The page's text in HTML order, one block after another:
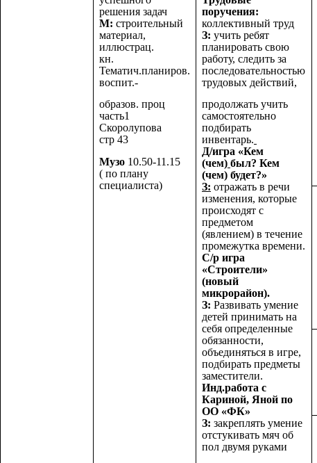
решения задач
М: строительный
материал,
иллюстрац.
кн.
Тематич.планиров.
воспит.-
образов. проц
часть1
Скоролупова
стр 43
Музо 10.50-11.15
( по плану
специалиста)
поручения:
коллективный труд
З: учить ребят
планировать свою
работу, следить за
последовательностью
трудовых действий,
продолжать учить
самостоятельно
подбирать
инвентарь.
Д/игра «Кем
(чем) был? Кем
(чем) будет?»
З: отражать в речи
изменения, которые
происходят с
предметом
(явлением) в течение
промежутка времени.
С/р игра
«Строители»
(новый
микрорайон).
З: Развивать умение
детей принимать на
себя определенные
обязанности,
объединяться в игре,
подбирать предметы
заместители.
Инд.работа с
Кариной, Яной по
ОО «ФК»
З: закреплять умение
отстукивать мяч об
пол двумя руками